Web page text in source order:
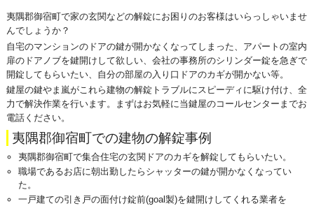
夷隅郡御宿町で家の玄関などの解錠にお困りのお客様はいらっしゃいませ
んでしょうか？
自宅のマンションのドアの鍵が開かなくなってしまった、アパートの室内
扉のドアノブを鍵開けして欲しい、会社の事務所のシリンダー錠を急ぎで
開錠してもらいたい、自分の部屋の入り口ドアのカギが開かない等。
鍵屋の鍵やま嵐がこれら建物の解錠トラブルにスピーディに駆け付け、全
力で解決作業を行います。まずはお気軽に当鍵屋のコールセンターまでお
電話ください。
夷隅郡御宿町での建物の解錠事例
夷隅郡御宿町で集合住宅の玄関ドアのカギを解錠してもらいたい。
職場であるお店に朝出勤したらシャッターの鍵が開かなくなってい
た。
一戸建ての引き戸の面付け錠前(goal製)を鍵開けしてくれる業者を